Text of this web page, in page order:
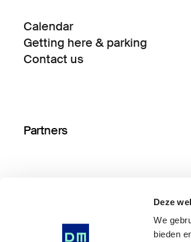
Deze
We
bieden
Calendar
Getting here & parking
Contact us
Partners